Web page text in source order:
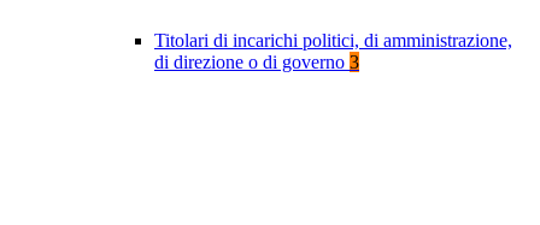
Titolari di incarichi politici, di amministrazione,
di direzione o di governo 3